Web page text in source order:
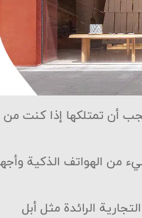
تعمل على مدار اليوم من
أن تمتلكها إذا كنت من
من الهواتف الذكية
الرائدة مثل أبل